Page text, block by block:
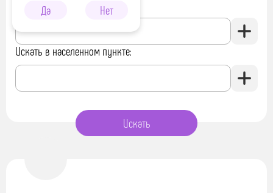
Да
Нет
Искать в библиотеке:
Искать в населенном пункте: